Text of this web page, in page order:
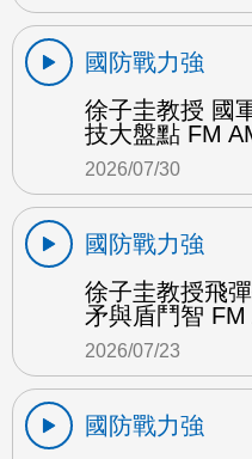
國防戰力強
徐子圭教授 國
技大盤點 FM
2026/07/30
國防戰力強
徐子圭教授飛
矛與盾鬥智 FM
2026/07/23
國防戰力強